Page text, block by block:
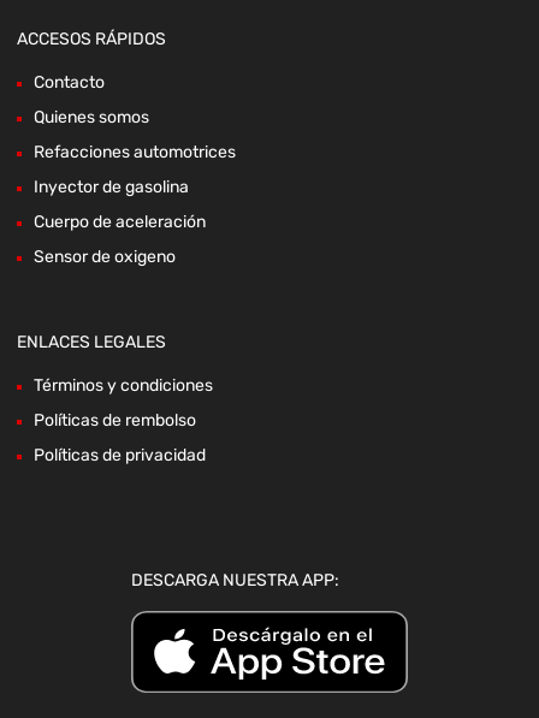
ACCESOS RÁPIDOS
Contacto
Quienes somos
Refacciones automotrices
Inyector de gasolina
Cuerpo de aceleración
Sensor de oxigeno
ENLACES LEGALES
Términos y condiciones
Políticas de rembolso
Políticas de privacidad
DESCARGA NUESTRA APP: